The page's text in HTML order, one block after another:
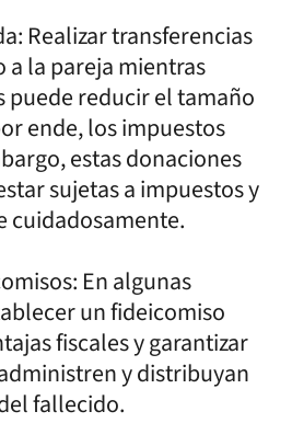
Realizar transferencias
a la pareja mientras
puede reducir el tamaño
ende, los impuestos
estas donaciones
sujetas a impuestos y
cuidadosamente.
En algunas
un fideicomiso
fiscales y garantizar
y distribuyan
fallecido.